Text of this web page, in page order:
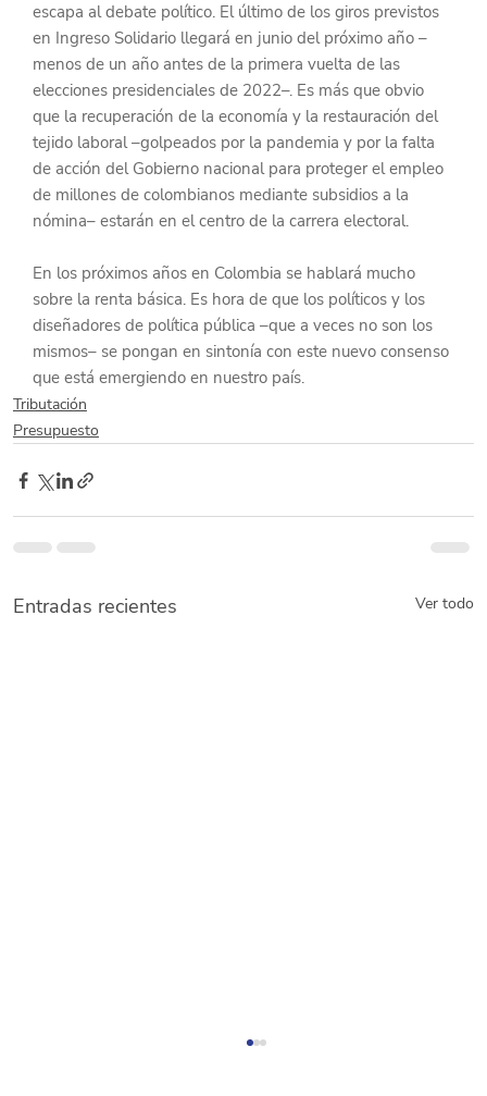
escapa al debate político. El último de los giros previstos
en Ingreso Solidario llegará en junio del próximo año –
menos de un año antes de la primera vuelta de las
elecciones presidenciales de 2022–. Es más que obvio
que la recuperación de la economía y la restauración del
tejido laboral –golpeados por la pandemia y por la falta
de acción del Gobierno nacional para proteger el empleo
de millones de colombianos mediante subsidios a la
nómina– estarán en el centro de la carrera electoral.
En los próximos años en Colombia se hablará mucho
sobre la renta básica. Es hora de que los políticos y los
diseñadores de política pública –que a veces no son los
mismos– se pongan en sintonía con este nuevo consenso
que está emergiendo en nuestro país.
Tributación
Presupuesto
Entradas recientes Ver todo